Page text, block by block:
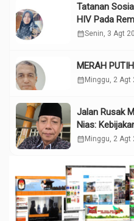
Tatanan
HIV Pada
calendar_monthSenin, 3 Agt
MERAH
calendar_monthMinggu, 2 Agt
Jalan Rusak
Nias:
calendar_monthMinggu, 2 Agt